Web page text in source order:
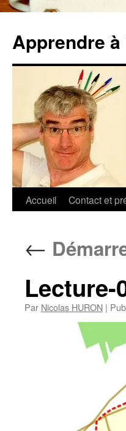
contenu
Apprendre
Accueil Contact et
←
Lecture-
Par Nicolas HURON |